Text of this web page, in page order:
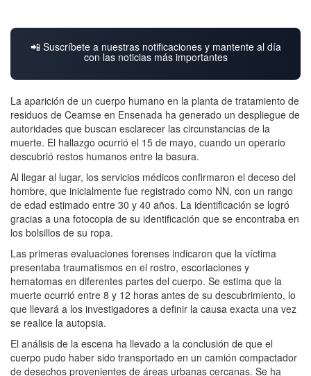
📲 Suscríbete a nuestras notificaciones y mantente al día
con las noticias más importantes
La aparición de un cuerpo humano en la planta de tratamiento de
residuos de Ceamse en Ensenada ha generado un despliegue de
autoridades que buscan esclarecer las circunstancias de la
muerte. El hallazgo ocurrió el 15 de mayo, cuando un operario
descubrió restos humanos entre la basura.
Al llegar al lugar, los servicios médicos confirmaron el deceso del
hombre, que inicialmente fue registrado como NN, con un rango
de edad estimado entre 30 y 40 años. La identificación se logró
gracias a una fotocopia de su identificación que se encontraba en
los bolsillos de su ropa.
Las primeras evaluaciones forenses indicaron que la víctima
presentaba traumatismos en el rostro, escoriaciones y
hematomas en diferentes partes del cuerpo. Se estima que la
muerte ocurrió entre 8 y 12 horas antes de su descubrimiento, lo
que llevará a los investigadores a definir la causa exacta una vez
se realice la autopsia.
El análisis de la escena ha llevado a la conclusión de que el
cuerpo pudo haber sido transportado en un camión compactador
de desechos provenientes de áreas urbanas cercanas. Se ha